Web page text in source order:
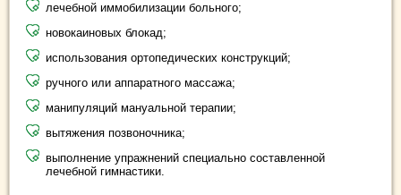
лечебной иммобилизации больного;
новокаиновых блокад;
использования ортопедических конструкций;
ручного или аппаратного массажа;
манипуляций мануальной терапии;
вытяжения позвоночника;
выполнение упражнений специально составленной
лечебной гимнастики.